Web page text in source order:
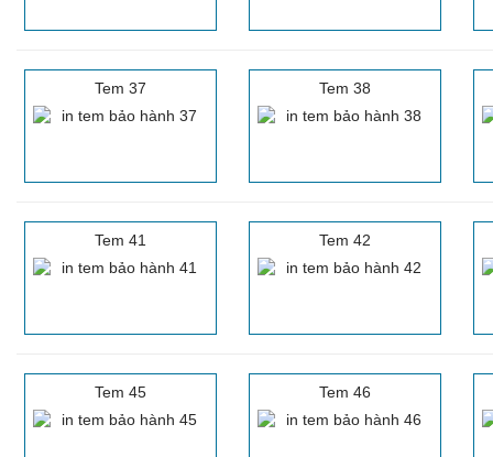
Tem 37 Tem 38
Tem 41 Tem 42
Tem 45 Tem 46